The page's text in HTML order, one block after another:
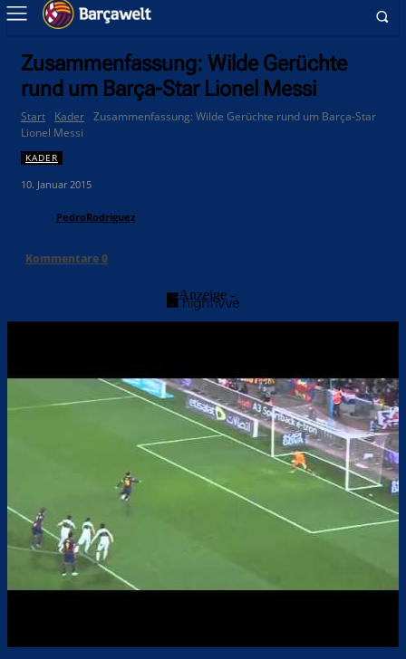
Zusammenfassung: Wilde Gerüchte
rund um Barça-Star Lionel Messi
Start Kader Zusammenfassung: Wilde Gerüchte rund um Barça-Star
Lionel Messi
KADER
10. Januar 2015
PedroRodriguez
Kommentare0
- Anzeige -